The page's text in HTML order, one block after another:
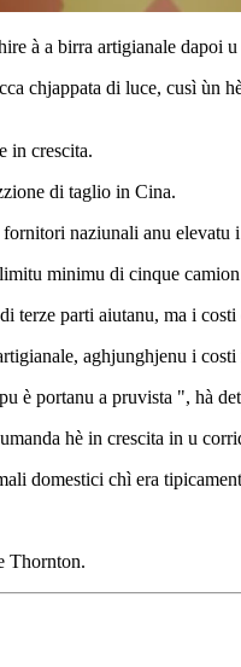
à a birra artigianale dapoi
chjappata di luce, cusì
in crescita.
di taglio in Cina.
naziunali anu
minimu di cinque
terze parti aiutanu, ma i
aghjunghjenu i
è portanu a pruvista ", hà
hè in crescita in u
domestici chì era
Thornton.